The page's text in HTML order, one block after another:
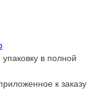
в полной
к заказу